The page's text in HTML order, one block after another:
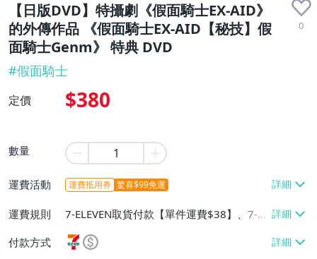
【日版DVD】特攝劇《假面騎士EX-AID》
的外傳作品 《假面騎士EX-AID【秘技】假
面騎士Genm》 特典 DVD
0
#假面騎士
定價 $380
數量
運費活動 運費抵用券 驚喜$99免運
運費規則
7-ELEVEN取貨付款【單件運費$38】、7-EL
號【單件運費$80】
付款方式